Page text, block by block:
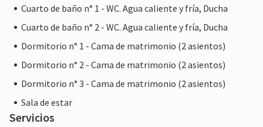
Cuarto de baño n° 1 - WC. Agua caliente y fría, Ducha
Cuarto de baño n° 2 - WC. Agua caliente y fría, Ducha
Dormitorio n° 1 - Cama de matrimonio (2 asientos)
Dormitorio n° 2 - Cama de matrimonio (2 asientos)
Dormitorio n° 3 - Cama de matrimonio (2 asientos)
Sala de estar
Servicios